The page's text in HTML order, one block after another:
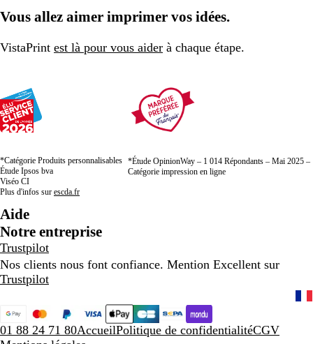
lalala
Vous allez aimer imprimer vos idées.
VistaPrint est là pour vous aider à chaque étape.
*Catégorie Produits personnalisables
Étude Ipsos bva
Viséo CI
Plus d'infos sur escda.fr
*Étude OpinionWay – 1 014 Répondants – Mai 2025 –
Catégorie impression en ligne
Aide
Notre entreprise
Trustpilot
Nos clients nous font confiance. Mention Excellent sur
Trustpilot
01 88 24 71 80AccueilPolitique de confidentialitéCGV